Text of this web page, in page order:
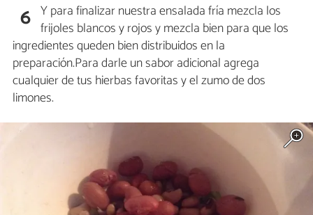
6 Y para finalizar nuestra ensalada fría mezcla los
frijoles blancos y rojos y mezcla bien para que los
ingredientes queden bien distribuidos en la
preparación.Para darle un sabor adicional agrega
cualquier de tus hierbas favoritas y el zumo de dos
limones.